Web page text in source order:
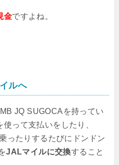
金ですよね。
ルへ
JQ SUGOCAを持ってい
って支払いをしたり、
ったりするたびにドンドン
JALマイルに交換すること